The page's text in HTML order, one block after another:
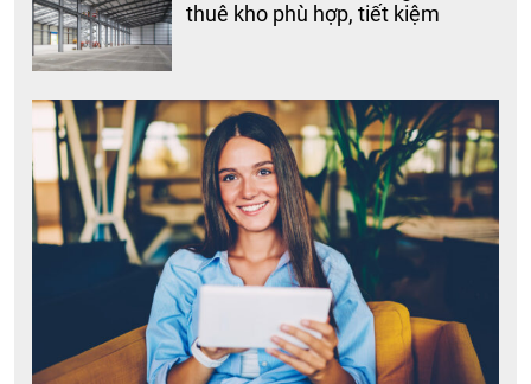
thuê kho phù hợp, tiết kiệm